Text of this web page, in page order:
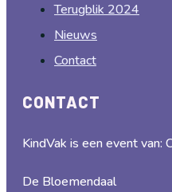
Terugblik 2024
Nieuws
Contact
CONTACT
KindVak is een event van:
De Bloemendaal